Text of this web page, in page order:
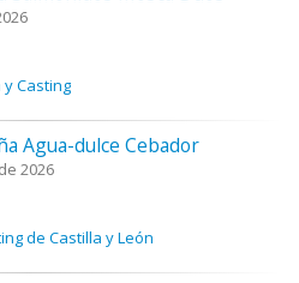
Casting
Agua-dulce Cebador
2026
de Castilla y León